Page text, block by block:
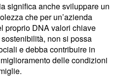
significa anche sviluppare un
che per un’azienda
proprio DNA valori chiave
non si possa
e debba contribuire in
delle condizioni